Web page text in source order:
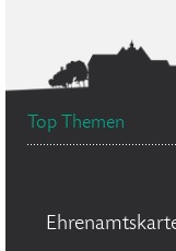
Top Themen